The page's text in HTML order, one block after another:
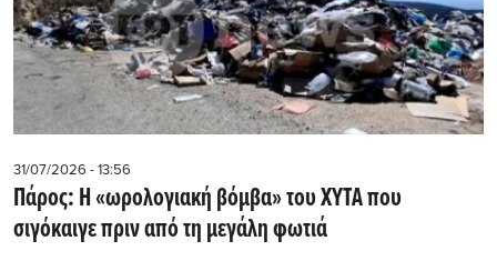
31/07/2026 - 13:56
Πάρος: Η «ωρολογιακή βόμβα» του ΧΥΤΑ που
σιγόκαιγε πριν από τη μεγάλη φωτιά